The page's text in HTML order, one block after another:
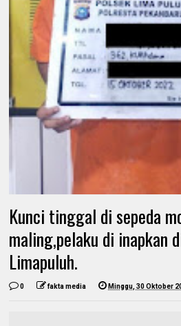
Kunci tinggal di sepeda
maling,pelaku di inapkan
Limapuluh.
0 fakta media Minggu, 30 Oktober